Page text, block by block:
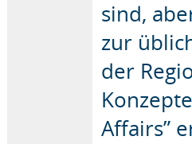
sind,
zur
der
Affairs”